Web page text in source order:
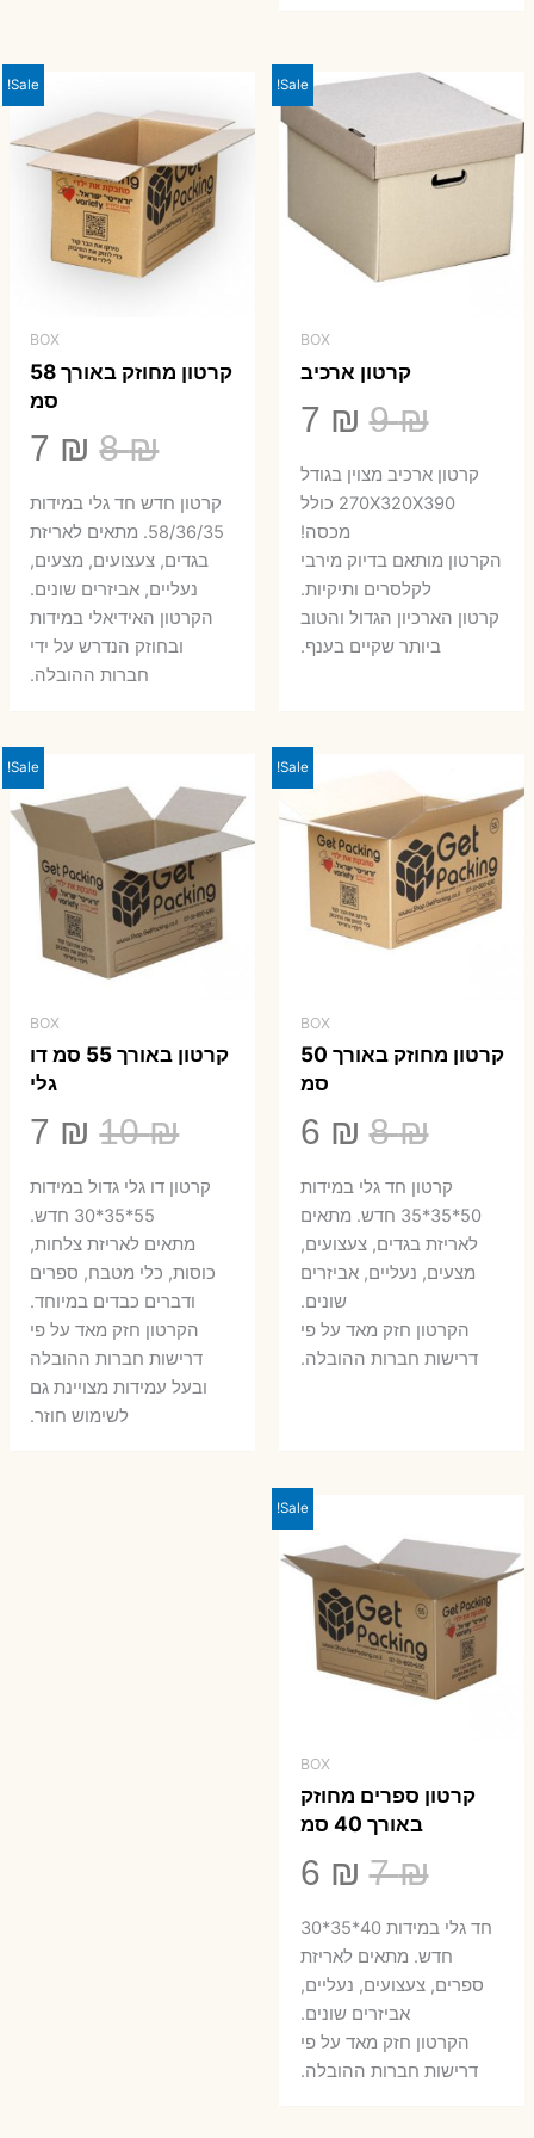
29 ₪.
23 ₪.
Sale!
BOX
קרטון ארכיב
9₪
המחיר
המקורי
היה:
9 ₪.
7 ₪
הנוכחי
הוא:
קרטון ארכיב מצוין בגודל
270X320X390 כולל
מכסה!
הקרטון מותאם בדיוק מירבי
לקלסרים ותיקיות.
קרטון הארכיון הגדול והטוב
ביותר שקיים בענף.
Sale!
BOX
קרטון מחוזק באורך 58
סמ
8₪
היה:
8 ₪.
7 ₪
7 ₪.
קרטון חדש חד גלי במידות
58/36/35. מתאים לאריזת
בגדים, צעצועים, מצעים,
נעליים, אביזרים שונים.
הקרטון האידיאלי במידות
ובחוזק הנדרש על ידי
חברות ההובלה.
Sale!
BOX
קרטון מחוזק באורך 50
סמ
8₪
המחיר
המקורי
היה:
8 ₪.
6 ₪
הנוכחיקרטון חד גלי במידות
50*35*35 חדש. מתאים
לאריזת בגדים, צעצועים,
מצעים, נעליים, אביזרים
שונים.
הקרטון חזק מאד על פי
דרישות חברות ההובלה.
Sale!
BOX
קרטון באורך 55 סמ דו
גלי
10₪
היה:
10 ₪.
7 ₪
7 ₪.
קרטון דו גלי גדול במידות
55*35*30 חדש.
מתאים לאריזת צלחות,
כוסות, כלי מטבח, ספרים
ודברים כבדים במיוחד.
הקרטון חזק מאד על פי
דרישות חברות ההובלה
ובעל עמידות מצויינת גם
לשימוש חוזר.
Sale!
BOX
קרטון ספרים מחוזק
באורך 40 סמ
7₪
המחיר
המקורי
היה:
7 ₪.
6 ₪
הוא:
חד גלי במידות 40*35*30
חדש. מתאים לאריזת
ספרים, צעצועים, נעליים,
אביזרים שונים.
הקרטון חזק מאד על פי
דרישות חברות ההובלה.